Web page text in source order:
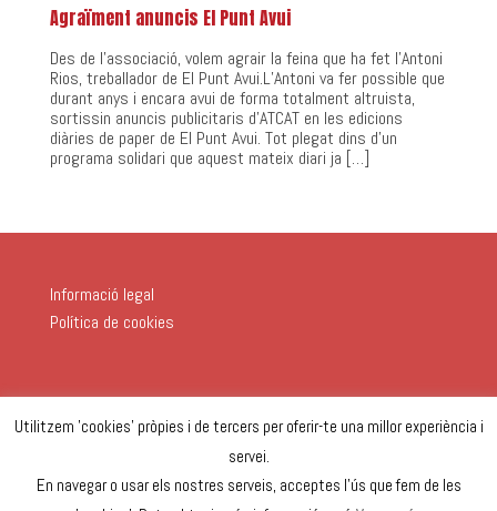
Agraïment anuncis El Punt Avui
Des de l’associació, volem agrair la feina que ha fet l’Antoni
Rios, treballador de El Punt Avui.L’Antoni va fer possible que
durant anys i encara avui de forma totalment altruista,
sortissin anuncis publicitaris d’ATCAT en les edicions
diàries de paper de El Punt Avui. Tot plegat dins d’un
programa solidari que aquest mateix diari ja […]
Informació legal
Política de cookies
Utilitzem 'cookies' pròpies i de tercers per oferir-te una millor experiència i
servei.
En navegar o usar els nostres serveis, acceptes l'ús que fem de les